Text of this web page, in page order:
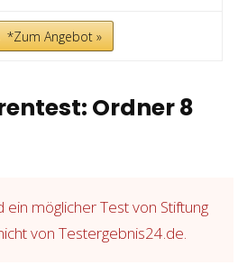
*Zum Angebot »
Ordner 8
ein möglicher Test von Stiftung
von Testergebnis24.de.